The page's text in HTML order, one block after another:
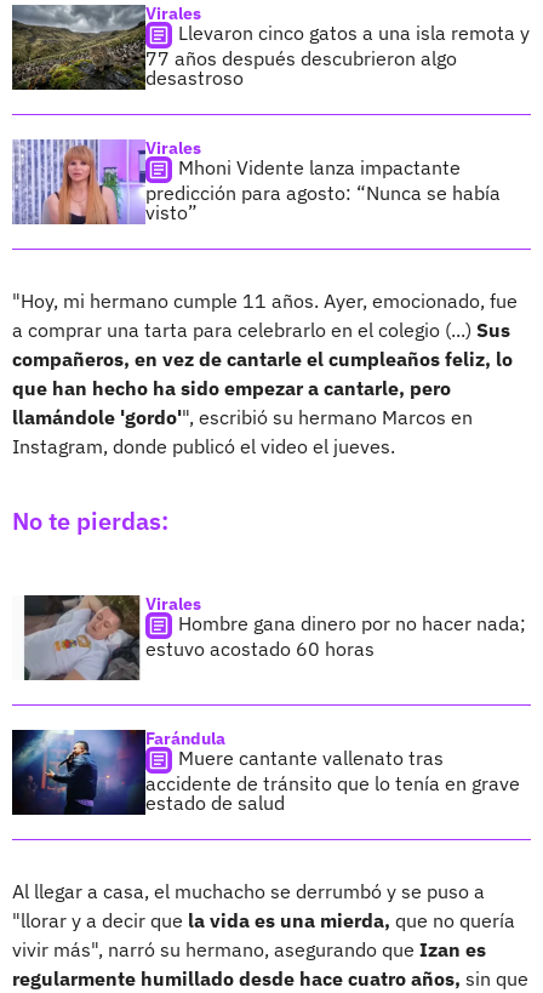
Virales
Llevaron cinco gatos a una isla remota y
77 años después descubrieron algo
desastroso
Virales
Mhoni Vidente lanza impactante
predicción para agosto: “Nunca se había
visto”
"Hoy, mi hermano cumple 11 años. Ayer, emocionado, fue
a comprar una tarta para celebrarlo en el colegio (...) Sus
compañeros, en vez de cantarle el cumpleaños feliz, lo
que han hecho ha sido empezar a cantarle, pero
llamándole 'gordo'", escribió su hermano Marcos en
Instagram, donde publicó el video el jueves.
No te pierdas:
Virales
Hombre gana dinero por no hacer nada;
estuvo acostado 60 horas
Farándula
Muere cantante vallenato tras
accidente de tránsito que lo tenía en grave
estado de salud
Al llegar a casa, el muchacho se derrumbó y se puso a
"llorar y a decir que la vida es una mierda, que no quería
vivir más", narró su hermano, asegurando que Izan es
regularmente humillado desde hace cuatro años, sin que